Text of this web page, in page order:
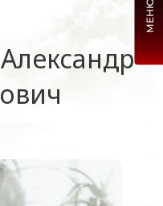
Александр
МЕНЮ